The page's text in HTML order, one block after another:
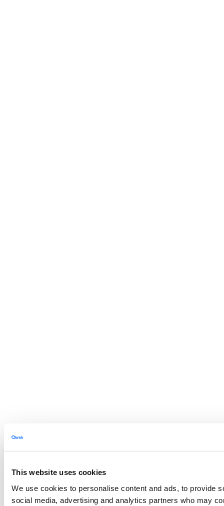
This website uses cookies
We use cookies to personalise content and ads, to provide
social media, advertising and analytics partners who may